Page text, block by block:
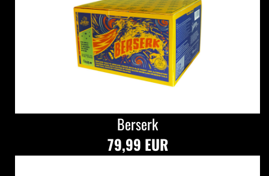
Berserk
79,99 EUR